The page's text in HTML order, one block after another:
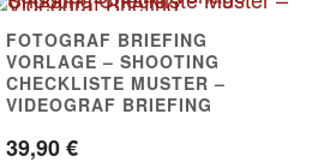
FOTOGRAF BRIEFING
VORLAGE – SHOOTING
CHECKLISTE MUSTER –
VIDEOGRAF BRIEFING
39,90€